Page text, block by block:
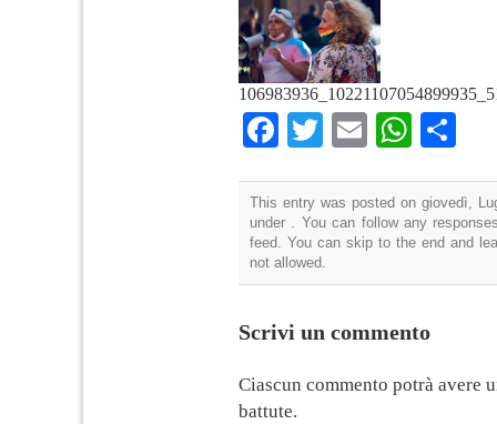
Facebook
Twitter
Email
This entry was posted on giovedì,
under . You can follow any
feed. You can skip to the end and
not allowed.
Scrivi un commento
Ciascun commento potrà avere
battute.